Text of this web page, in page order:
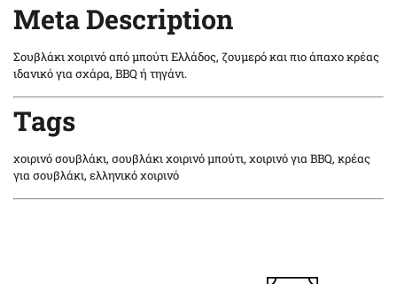
Meta Description
Σουβλάκι χοιρινό από μπούτι Ελλάδος, ζουμερό και πιο άπαχο κρέας
ιδανικό για σχάρα, BBQ ή τηγάνι.
Tags
χοιρινό σουβλάκι, σουβλάκι χοιρινό μπούτι, χοιρινό για BBQ, κρέας
για σουβλάκι, ελληνικό χοιρινό